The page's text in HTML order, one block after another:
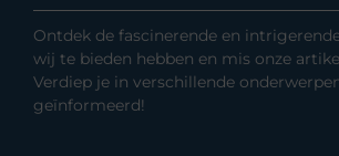
Ontdek de fascinerende en
wij te bieden hebben en mis onze
Verdiep je in verschillende
geïnformeerd!